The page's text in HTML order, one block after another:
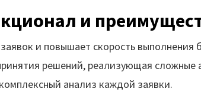
Новости
и
и повышает скорость выполнения
решений, реализующая сложные
анализ каждой заявки.